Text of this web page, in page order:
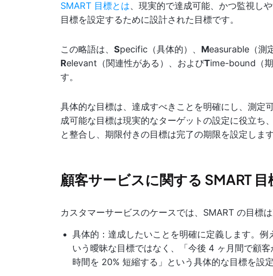
SMART 目標とは、現実的で達成可能、かつ監視し
目標を設定するために設計された目標です。
この略語は、 Specific（具体的）、 Measurable（測
Relevant（関連性がある）、およびTime-bound（
す。
具体的な目標は、達成すべきことを明確にし、測定
成可能な目標は現実的なターゲットの設定に役立ち
と整合し、期限付きの目標は完了の期限を設定します
顧客サービスに関する SMART 目
カスタマーサービスのケースでは、SMART の目標
具体的：達成したいことを明確に定義します。例
いう曖昧な目標ではなく、「今後 4 ヶ月間で顧
時間を 20% 短縮する」という具体的な目標を設定